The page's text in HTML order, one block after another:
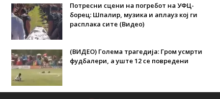
Потресни сцени на погребот на УФЦ-
борец: Шпалир, музика и аплауз кој ги
расплака сите (Видео)
(ВИДЕО) Голема трагедија: Гром усмрти
фудбалери, а уште 12 се повредени